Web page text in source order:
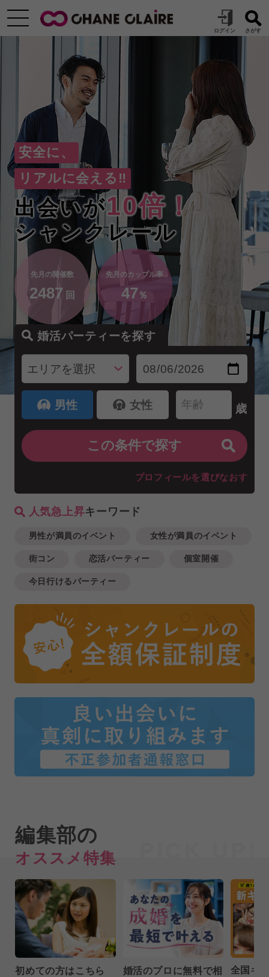
安全に、
リアルに会える‼
出会いが10倍！
シャンクレール
先月の開催数
2487 回
先月のカップル率
47 ％
婚活パーティーを探す
男性 女性 歳
プロフィールを選びなおす
人気急上昇キーワード
男性が満員のイベント 女性が満員のイベント
街コン 恋活パーティー 個室開催
今日行けるパーティー
編集部の
オススメ特集
初めての方はこちら
婚活のプロに無料で相
全国キ